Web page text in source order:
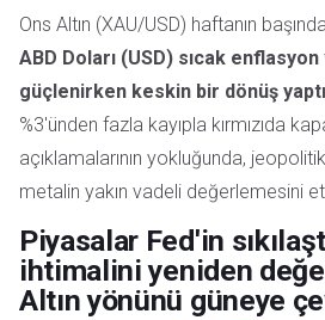
Ons Altın (XAU/USD) haftanın
ABD Doları (USD) sıcak
güçlenirken keskin bir dönüş yaptı
%3'ünden fazla kayıpla kırmızıda
açıklamalarının yokluğunda,
metalin yakın vadeli değerlemesini
Piyasalar Fed'in
ihtimalini yeniden
Altın yönünü güneye